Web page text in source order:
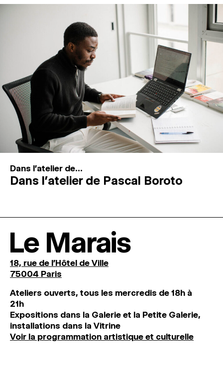
Dans l'atelier de...
Dans l’atelier de Pascal Boroto
Le Marais
18, rue de l'Hôtel de Ville
75004 Paris
Ateliers ouverts, tous les mercredis de 18h à
21h
Expositions dans la Galerie et la Petite Galerie,
installations dans la Vitrine
Voir la programmation artistique et culturelle